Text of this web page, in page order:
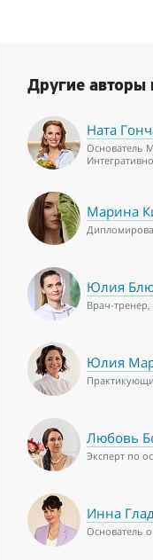
Другие авторы
Ната
Основатель
Марина
Юлия
Врач-
Юлия
Любовь
Эксперт по
Инна
Основатель